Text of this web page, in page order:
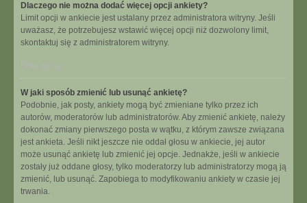
Dlaczego nie można dodać więcej opcji ankiety?
Limit opcji w ankiecie jest ustalany przez administratora witryny. Jeśli
uważasz, że potrzebujesz wstawić więcej opcji niż dozwolony limit,
skontaktuj się z administratorem witryny.
Na górę
W jaki sposób zmienić lub usunąć ankietę?
Podobnie, jak posty, ankiety mogą być zmieniane tylko przez ich
autorów, moderatorów lub administratorów. Aby zmienić ankietę, należy
dokonać zmiany pierwszego posta w wątku, z którym zawsze związana
jest ankieta. Jeśli nikt jeszcze nie oddał głosu w ankiecie, jej autor
może usunąć ankietę lub zmienić jej opcje. Jednakże, jeśli w ankiecie
zostały już oddane głosy, tylko moderatorzy lub administratorzy mogą ją
zmienić, lub usunąć. Zapobiega to modyfikowaniu ankiety w czasie jej
trwania.